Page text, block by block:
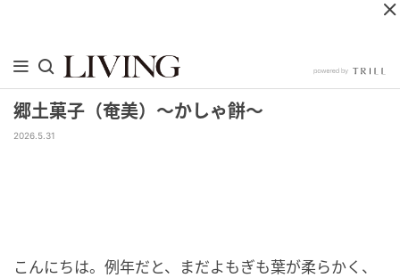
郷土菓子（奄美）～かしゃ餅～
2026.5.31
こんにちは。例年だと、まだよもぎも葉が柔らかく、